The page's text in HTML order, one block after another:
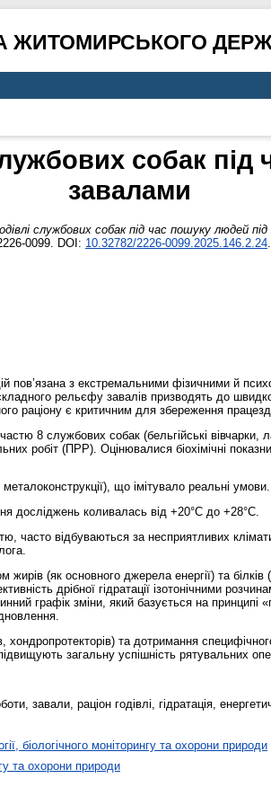
ЖИТОМИРСЬКОГО
собак
завалами
службових собак під час пошуку людей під
0099. DOI: 10.32782/2226-0099.2025.146.2.24.
пов’язана з екстремальними фізичними й
рельєфу завалів призводять до
раціону є критичним для збереження
8 службових собак (бельгійські вівчарки,
робіт (ПРР). Оцінювалися біохімічні
що імітувало реальні умови.
досліджень коливалась від +20°C до +28°C.
часто відбуваються за несприятливих
(як основного джерела енергії) та білків
дрібної гідратації ізотонічними
графік зміни, який базується на принципі
хондропротекторів) та дотримання
загальну успішність рятувальних
завали, раціон годівлі, гідратація,
біологічного моніторингу та охорони природи
та охорони природи